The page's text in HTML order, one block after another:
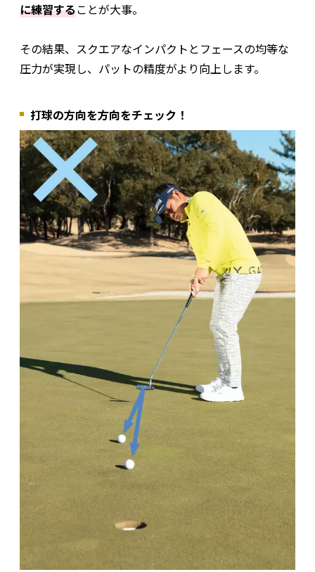
に練習することが大事。
その結果、スクエアなインパクトとフェースの均等な
圧力が実現し、パットの精度がより向上します。
打球の方向を方向をチェック！